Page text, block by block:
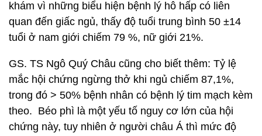
khám vì những biểu hiện bệnh lý hô hấp có liên
quan đến giấc ngủ, thấy độ tuổi trung bình 50 ±14
tuổi ở nam giới chiếm 79 %, nữ giới 21%.
GS. TS Ngô Quý Châu cũng cho biết thêm: Tỷ lệ
mắc hội chứng ngừng thở khi ngủ chiếm 87,1%,
trong đó > 50% bệnh nhân có bệnh lý tim mạch kèm
theo. Béo phì là một yếu tố nguy cơ lớn của hội
chứng này, tuy nhiên ở người châu Á thì mức độ